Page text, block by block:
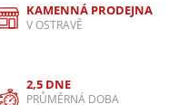
KAMENNÁ PRODEJNA
V OSTRAVĚ
2,5 DNE
PRŮMĚRNÁ DOBA